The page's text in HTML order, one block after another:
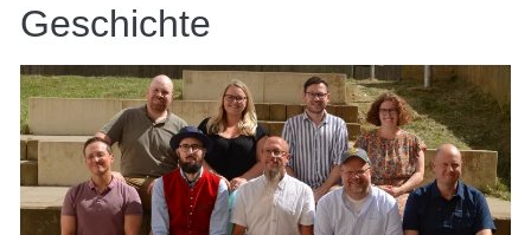
Geschichte